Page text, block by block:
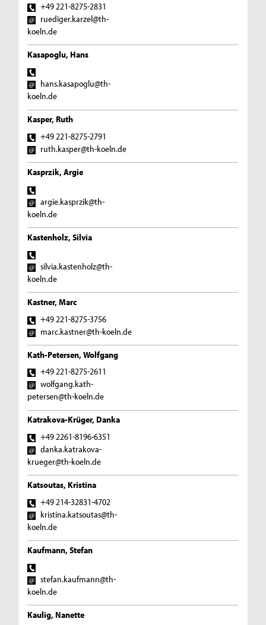
+49 221-8275-2831
ruediger.karzel@th-
koeln.de
Kasapoglu, Hans
hans.kasapoglu@th-
koeln.de
Kasper, Ruth
+49 221-8275-2791
ruth.kasper@th-koeln.de
Kasprzik, Argie
argie.kasprzik@th-
koeln.de
Kastenholz, Silvia
silvia.kastenholz@th-
koeln.de
Kastner, Marc
+49 221-8275-3756
marc.kastner@th-koeln.de
Kath-Petersen, Wolfgang
+49 221-8275-2611
wolfgang.kath-
petersen@th-koeln.de
Katrakova-Krüger, Danka
+49 2261-8196-6351
danka.katrakova-
krueger@th-koeln.de
Katsoutas, Kristina
+49 214-32831-4702
kristina.katsoutas@th-
koeln.de
Kaufmann, Stefan
stefan.kaufmann@th-
koeln.de
Kaulig, Nanette